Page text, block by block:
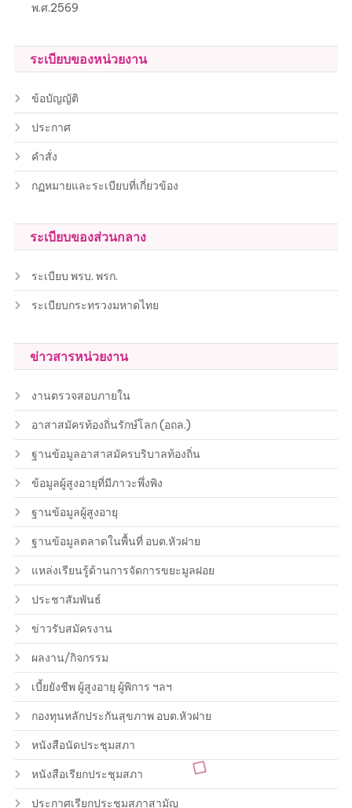
พ.ศ.2569
ระเบียบของหน่วยงาน
ข้อบัญญัติ
ประกาศ
คำสั่ง
กฏหมายและระเบียบที่เกี่ยวข้อง
ระเบียบของส่วนกลาง
ระเบียบ พรบ. พรก.
ระเบียบกระทรวงมหาดไทย
ข่าวสารหน่วยงาน
งานตรวจสอบภายใน
อาสาสมัครท้องถิ่นรักษ์โลก (อถล.)
ฐานข้อมูลอาสาสมัครบริบาลท้องถิ่น
ข้อมูลผู้สูงอายุที่มีภาวะพึ่งพิง
ฐานข้อมูลผู้สูงอายุ
ฐานข้อมูลตลาดในพื้นที่ อบต.หัวฝาย
แหล่งเรียนรู้ด้านการจัดการขยะมูลฝอย
ประชาสัมพันธ์
ข่าวรับสมัครงาน
ผลงาน/กิจกรรม
เบี้ยยังชีพ ผู้สูงอายุ ผู้พิการ ฯลฯ
กองทุนหลักประกันสุขภาพ อบต.หัวฝาย
หนังสือนัดประชุมสภา
หนังสือเรียกประชุมสภา
ประกาศเรียกประชุมสภาสามัญ